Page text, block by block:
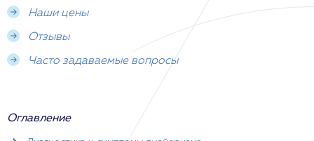
Наши цены
Отзывы
Часто задаваемые вопросы
Оглавление